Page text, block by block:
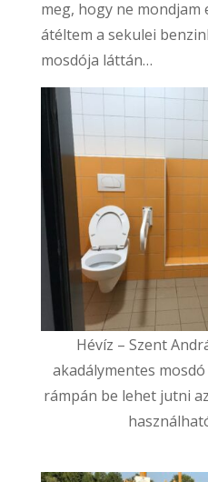
meg, hogy ne
átéltem a sekulei
mosdója láttán…
Hévíz – Szent
akadálymentes
rámpán be lehet jutni